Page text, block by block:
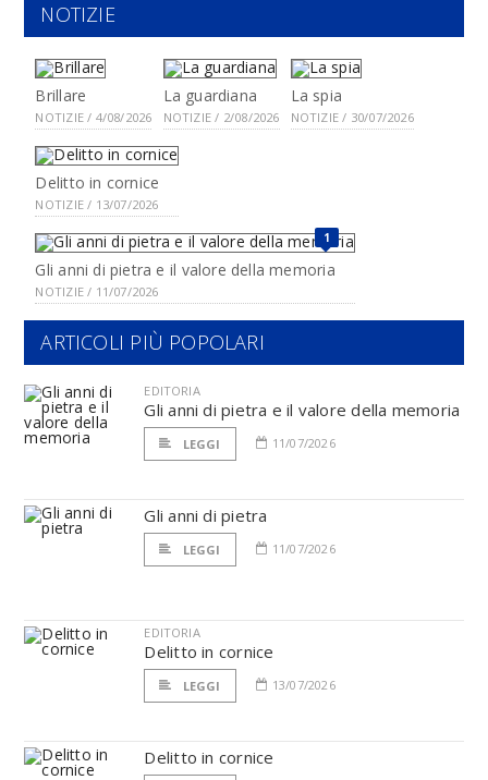
NOTIZIE
Brillare
NOTIZIE / 4/08/2026
La guardiana
NOTIZIE / 2/08/2026
La spia
NOTIZIE / 30/07/2026
Delitto in cornice
NOTIZIE / 13/07/2026
1
Gli anni di pietra e il valore della memoria
NOTIZIE / 11/07/2026
ARTICOLI PIÙ POPOLARI
EDITORIA
Gli anni di pietra e il valore della memoria
LEGGI 11/07/2026
Gli anni di pietra
LEGGI 11/07/2026
EDITORIA
Delitto in cornice
LEGGI 13/07/2026
Delitto in cornice